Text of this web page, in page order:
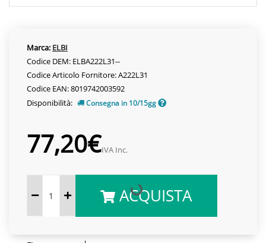
Marca: ELBI
Codice DEM: ELBA222L31--
Codice Articolo Fornitore: A222L31
Codice EAN: 8019742003592
Disponibilità:
Consegna in 10/15gg
77,20€IVA Inc.
ACQUISTA